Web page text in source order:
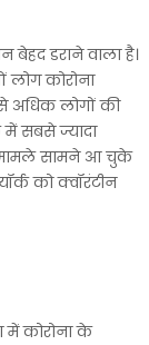
डराने वाला है।
कोरोना
अधिक लोगों की
सबसे ज्यादा
मामले सामने आ चुके
को क्वॉरंटीन
में कोरोना के